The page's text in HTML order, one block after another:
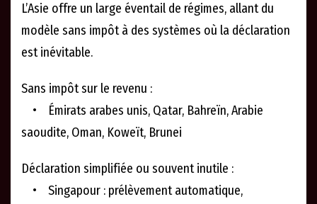
L’Asie offre un large éventail de régimes, allant du
modèle sans impôt à des systèmes où la déclaration
est inévitable.
Sans impôt sur le revenu :
• Émirats arabes unis, Qatar, Bahreïn, Arabie
saoudite, Oman, Koweït, Brunei
Déclaration simplifiée ou souvent inutile :
• Singapour : prélèvement automatique,